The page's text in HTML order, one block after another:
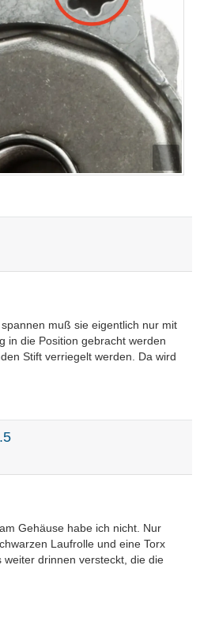
muß sie eigentlich nur mit
in die Position gebracht werden
Stift verriegelt werden. Da wird
Gehäuse habe ich nicht. Nur
Laufrolle und eine Torx
drinnen versteckt, die die